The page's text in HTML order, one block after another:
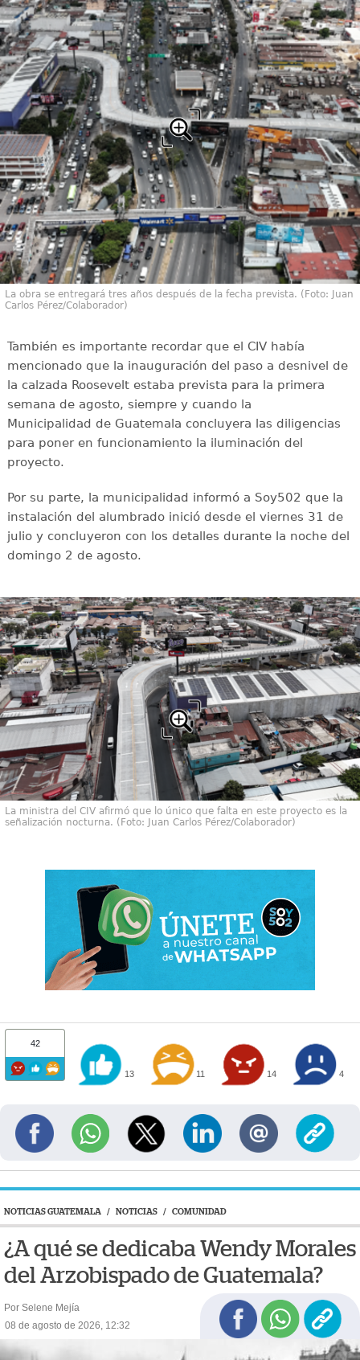
La obra se entregará tres años después de la fecha prevista. (Foto: Juan
Carlos Pérez/Colaborador)
También es importante recordar que el CIV había
mencionado que la inauguración del paso a desnivel de
la calzada Roosevelt estaba prevista para la primera
semana de agosto, siempre y cuando la
Municipalidad de Guatemala concluyera las diligencias
para poner en funcionamiento la iluminación del
proyecto.
Por su parte, la municipalidad informó a Soy502 que la
instalación del alumbrado inició desde el viernes 31 de
julio y concluyeron con los detalles durante la noche del
domingo 2 de agosto.
La ministra del CIV afirmó que lo único que falta en este proyecto es la
señalización nocturna. (Foto: Juan Carlos Pérez/Colaborador)
42
13 11 14 4
NOTICIAS GUATEMALA / NOTICIAS / COMUNIDAD
¿A qué se dedicaba Wendy Morales
del Arzobispado de Guatemala?
Por Selene Mejía
08 de agosto de 2026, 12:32